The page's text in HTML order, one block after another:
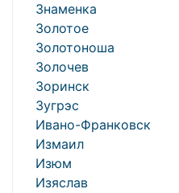
Знаменка
Золотое
Золотоноша
Золочев
Зоринск
Зугрэс
Ивано-Франковск
Измаил
Изюм
Изяслав